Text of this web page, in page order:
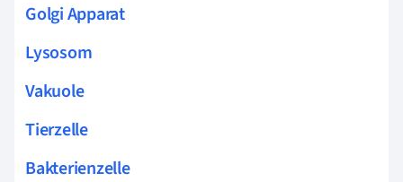
Golgi Apparat
Lysosom
Vakuole
Tierzelle
Bakterienzelle